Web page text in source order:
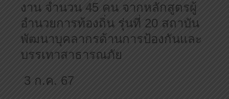
งาน จำนวน 45 คน จากหลักสูตรผู้
อำนวยการท้องถิ่น รุ่นที่ 20 สถาบัน
พัฒนาบุคลากรด้านการป้องกันและ
บรรเทาสาธารณภัย
3 ก.ค. 67